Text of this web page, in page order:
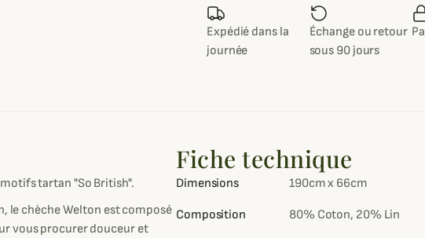
Expédié dans la
journée
Échange ou retour
sous 90 jours
tartan "So British".
le chèche Welton est composé
vous procurer douceur et
Fiche technique
Dimensions 190cm x 66cm
Composition 80% Coton, 20% Lin